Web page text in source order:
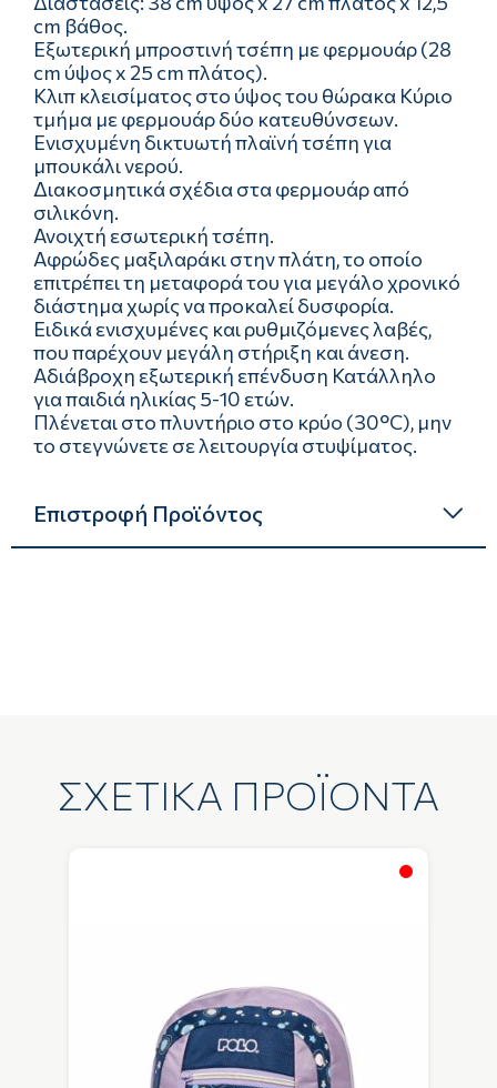
cm βάθος.
Εξωτερική μπροστινή τσέπη με φερμουάρ (28
cm ύψος x 25 cm πλάτος).
Κλιπ κλεισίματος στο ύψος του θώρακα Κύριο
τμήμα με φερμουάρ δύο κατευθύνσεων.
Ενισχυμένη δικτυωτή πλαϊνή τσέπη για
μπουκάλι νερού.
Διακοσμητικά σχέδια στα φερμουάρ από
σιλικόνη.
Ανοιχτή εσωτερική τσέπη.
Αφρώδες μαξιλαράκι στην πλάτη, το οποίο
επιτρέπει τη μεταφορά του για μεγάλο χρονικό
διάστημα χωρίς να προκαλεί δυσφορία.
Ειδικά ενισχυμένες και ρυθμιζόμενες λαβές,
που παρέχουν μεγάλη στήριξη και άνεση.
Αδιάβροχη εξωτερική επένδυση Κατάλληλο
για παιδιά ηλικίας 5-10 ετών.
Πλένεται στο πλυντήριο στο κρύο (30°C), μην
το στεγνώνετε σε λειτουργία στυψίματος.
Επιστροφή Προϊόντος
ΣΧΕΤΙΚΑ ΠΡΟΪΟΝΤΑ